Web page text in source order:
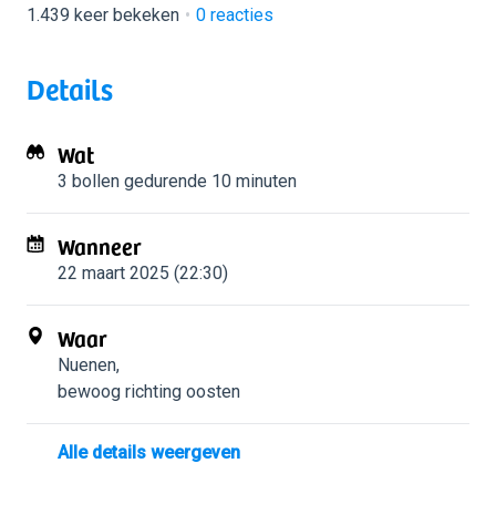
1.439 keer bekeken
0 reacties
Details
Wat
3 bollen gedurende 10 minuten
Wanneer
22 maart 2025 (22:30)
Waar
Nuenen,
bewoog richting oosten
Alle details weergeven